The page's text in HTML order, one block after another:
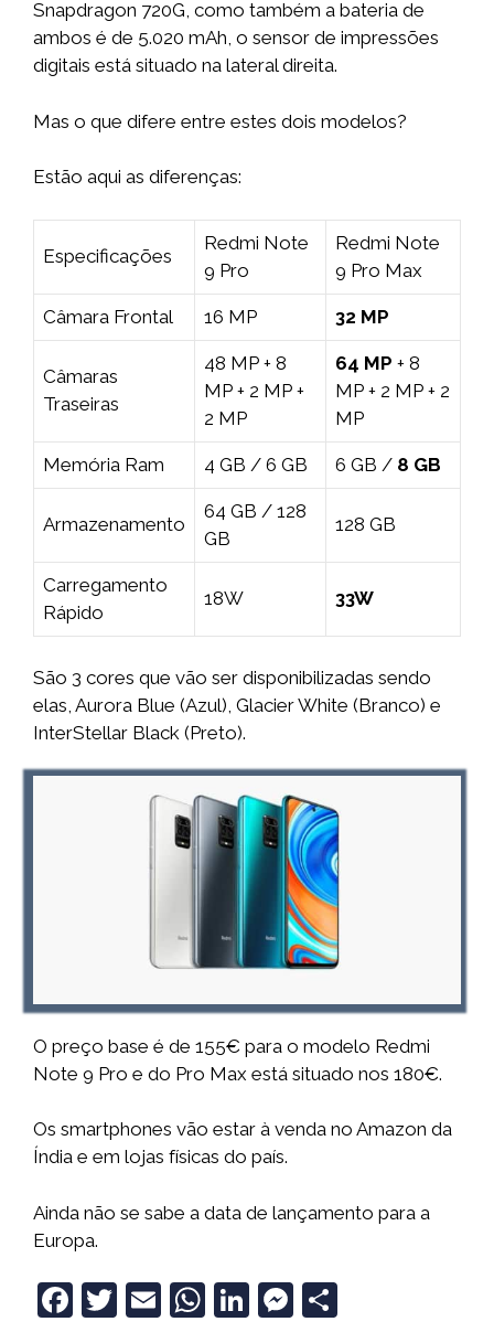
Snapdragon 720G, como também a bateria de
ambos é de 5.020 mAh, o sensor de impressões
digitais está situado na lateral direita.
Mas o que difere entre estes dois modelos?
Estão aqui as diferenças:
Especificações
Redmi Note
9 Pro
Redmi Note
9 Pro Max
Câmara Frontal 16 MP 32 MP
Câmaras
Traseiras
48 MP + 8
MP + 2 MP +
2 MP
64 MP + 8
MP + 2 MP + 2
MP
Memória Ram 4 GB / 6 GB 6 GB / 8 GB
Armazenamento
64 GB / 128
GB
128 GB
Carregamento
Rápido
18W 33W
São 3 cores que vão ser disponibilizadas sendo
elas, Aurora Blue (Azul), Glacier White (Branco) e
InterStellar Black (Preto).
O preço base é de 155€ para o modelo Redmi
Note 9 Pro e do Pro Max está situado nos 180€.
Os smartphones vão estar à venda no Amazon da
Índia e em lojas físicas do país.
Ainda não se sabe a data de lançamento para a
Europa.
F
T
E
W Li M